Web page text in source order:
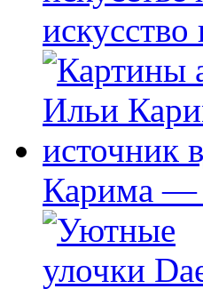
искусство
Карима —